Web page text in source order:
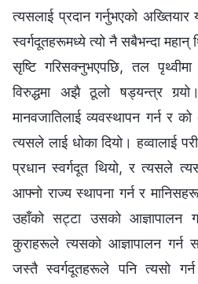
त्यसलाई प्रदान गर्नुभएको अख्तियार
स्वर्गदूतहरूमध्ये त्यो नै सबैभन्दा महान्
सृष्टि गरिसक्‍नुभएपछि, तल
विरुद्धमा अझै ठूलो षड्यन्त्र
मानवजातिलाई व्यवस्थापन गर्न र
त्यसले लाई धोका दियो। हव्‍वालाई
प्रधान स्‍वर्गदूत थियो, र त्यसले
आफ्‍नो राज्य स्थापना गर्न र
उहाँको सट्टा उसको आज्ञापालन
कुराहरूले त्यसको आज्ञापालन गर्न
जस्तै स्वर्गदूतहरूले पनि त्यसो